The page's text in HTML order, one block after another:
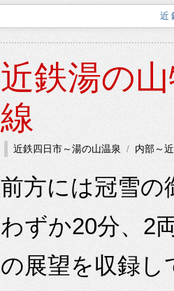
近
近鉄湯の
線
近鉄四日市～湯の山温泉 内部～
前方には冠雪の
わずか20分、2
の展望を収録し